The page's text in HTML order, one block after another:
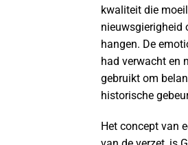
kwaliteit die
nieuwsgierigheid
hangen. De
had verwacht en
gebruikt om
historische
Het concept van